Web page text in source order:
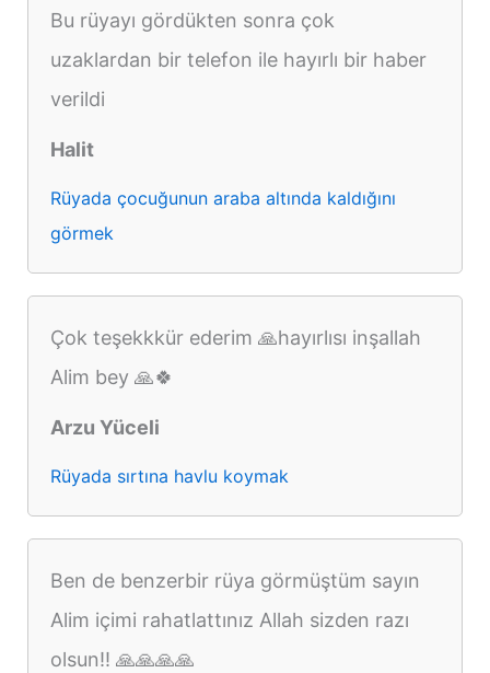
Bu rüyayı gördükten sonra çok
uzaklardan bir telefon ile hayırlı bir haber
verildi
Halit
Rüyada çocuğunun araba altında kaldığını
görmek
Çok teşekkkür ederim 🙏hayırlısı inşallah
Alim bey 🙏🍀
Arzu Yüceli
Rüyada sırtına havlu koymak
Ben de benzerbir rüya görmüştüm sayın
Alim içimi rahatlattınız Allah sizden razı
olsun!! 🙏🙏🙏🙏